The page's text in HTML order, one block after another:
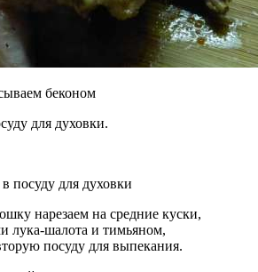
беконом
для духовки.
посуду для духовки
нарезаем на средние куски,
лука-шалота и тимьяном,
посуду для выпекания.